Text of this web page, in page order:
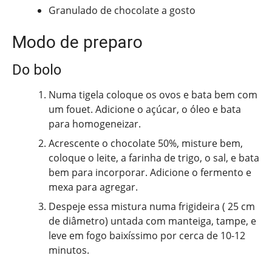
Granulado de chocolate a gosto
Modo de preparo
Do bolo
Numa tigela coloque os ovos e bata bem com
um fouet. Adicione o açúcar, o óleo e bata
para homogeneizar.
Acrescente o chocolate 50%, misture bem,
coloque o leite, a farinha de trigo, o sal, e bata
bem para incorporar. Adicione o fermento e
mexa para agregar.
Despeje essa mistura numa frigideira ( 25 cm
de diâmetro) untada com manteiga, tampe, e
leve em fogo baixíssimo por cerca de 10-12
minutos.